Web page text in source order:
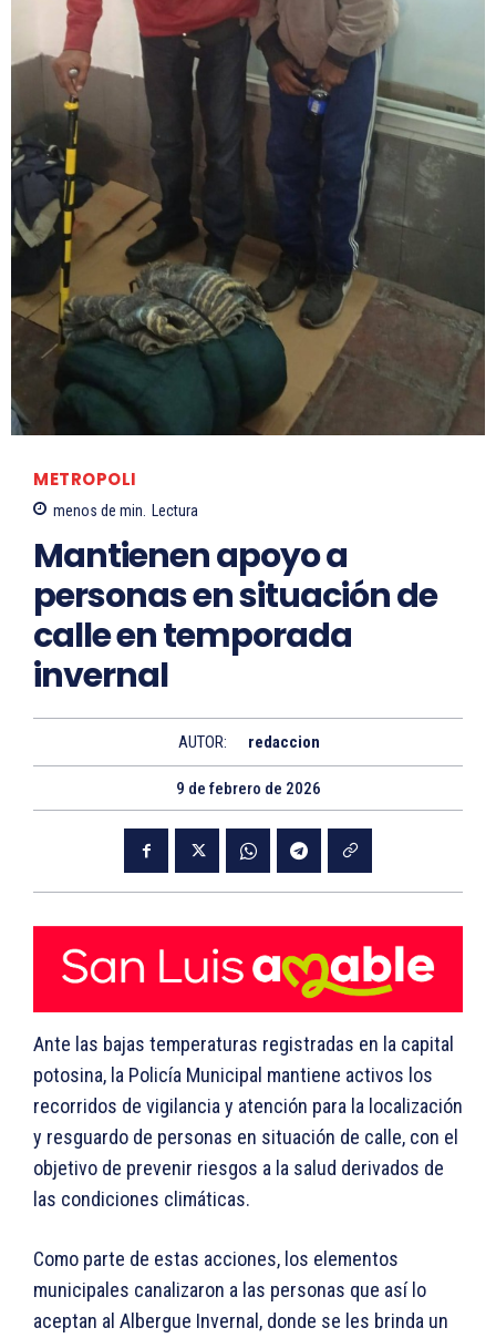
METROPOLI
menos de min. Lectura
Mantienen apoyo a
personas en situación de
calle en temporada
invernal
AUTOR: redaccion
9 de febrero de 2026
Ante las bajas temperaturas registradas en la capital
potosina, la Policía Municipal mantiene activos los
recorridos de vigilancia y atención para la localización
y resguardo de personas en situación de calle, con el
objetivo de prevenir riesgos a la salud derivados de
las condiciones climáticas.
Como parte de estas acciones, los elementos
municipales canalizaron a las personas que así lo
aceptan al Albergue Invernal, donde se les brinda un